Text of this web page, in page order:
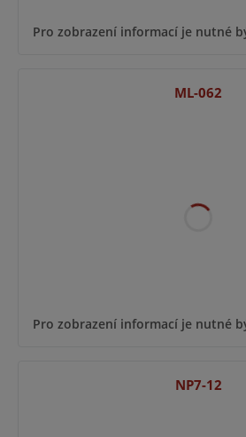
Pro zobrazení informací je nutné
ML-062
Pro zobrazení informací je nutné
NP7-12